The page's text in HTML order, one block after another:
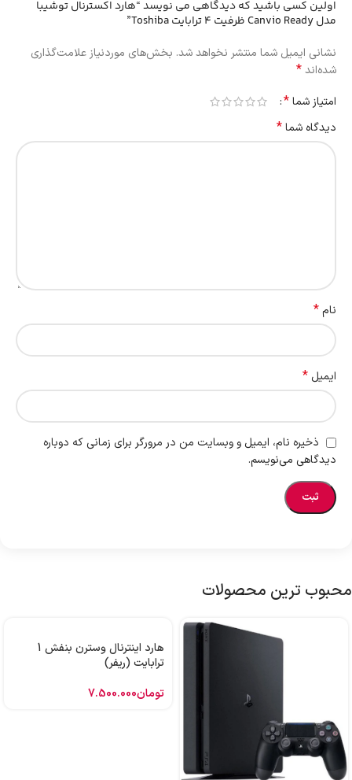
اولین کسی باشید که دیدگاهی می نویسد “هارد اکسترنال توشیبا
مدل Canvio Ready ظرفیت 4 ترابایت Toshiba”
نشانی ایمیل شما منتشر نخواهد شد. بخش‌های موردنیاز علامت‌گذاری
شده‌اند*
امتیاز شما*
دیدگاه شما*
نام*
ایمیل *
ذخیره نام، ایمیل و وبسایت من در مرورگر برای زمانی که دوباره
دیدگاهی می‌نویسم.
محبوب ترین محصولات
هارد اینترنال وسترن بنفش 1
ترابایت (ریفر)
تومان7.500.000